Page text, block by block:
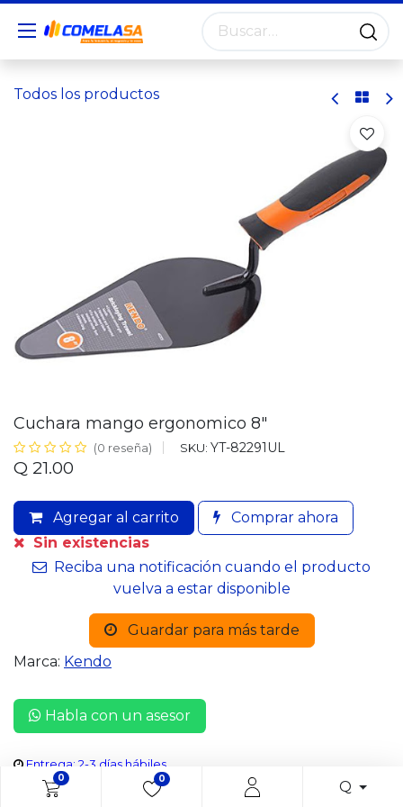
0 0 Q
Todos los productos
Cuchara mango ergonomico 8"
(0 reseña) SKU: YT-82291UL
Q 21.00
Agregar al carrito
Comprar ahora
Sin existencias
Reciba una notificación cuando el producto
vuelva a estar disponible
Guardar para más tarde
Marca: Kendo
Habla con un asesor
Entrega: 2-3 días hábiles